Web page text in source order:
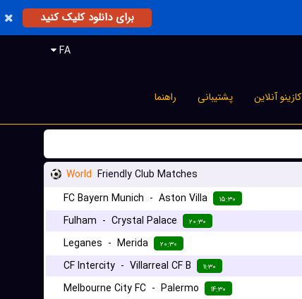
برای دانلود کلیک کنید
FA
کازینو آنلاین پشتیبانی راهنما
World Friendly Club Matches
FC Bayern Munich - Aston Villa ۱۵:۳۰
Fulham - Crystal Palace ۲۰:۳۰
Leganes - Merida ۲۰:۳۰
CF Intercity - Villarreal CF B ۱۱:۳۰
Melbourne City FC - Palermo ۱۴:۳۰